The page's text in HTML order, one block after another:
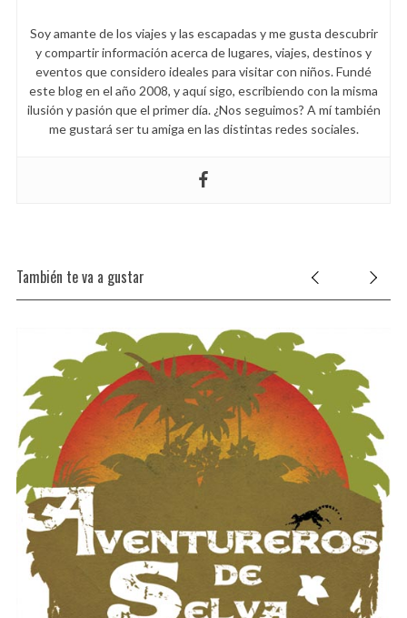
Soy amante de los viajes y las escapadas y me gusta descubrir
y compartir información acerca de lugares, viajes, destinos y
eventos que considero ideales para visitar con niños. Fundé
este blog en el año 2008, y aquí sigo, escribiendo con la misma
ilusión y pasión que el primer día. ¿Nos seguimos? A mí también
me gustará ser tu amiga en las distintas redes sociales.
También te va a gustar
h
f
o
r
: